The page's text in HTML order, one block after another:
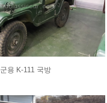
군용 K-111 국방